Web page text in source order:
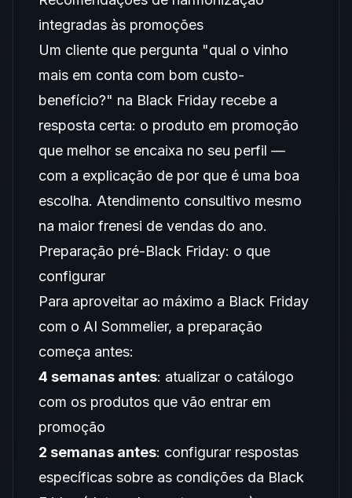
integradas às promoções
Um cliente que pergunta "qual o vinho
mais em conta com bom custo-
benefício?" na Black Friday recebe a
resposta certa: o produto em promoção
que melhor se encaixa no seu perfil —
com a explicação de por que é uma boa
escolha. Atendimento consultivo mesmo
na maior frenesi de vendas do ano.
Preparação pré-Black Friday: o que
configurar
Para aproveitar ao máximo a Black Friday
com o AI Sommelier, a preparação
começa antes:
4 semanas antes: atualizar o catálogo
com os produtos que vão entrar em
promoção
2 semanas antes: configurar respostas
específicas sobre as condições da Black